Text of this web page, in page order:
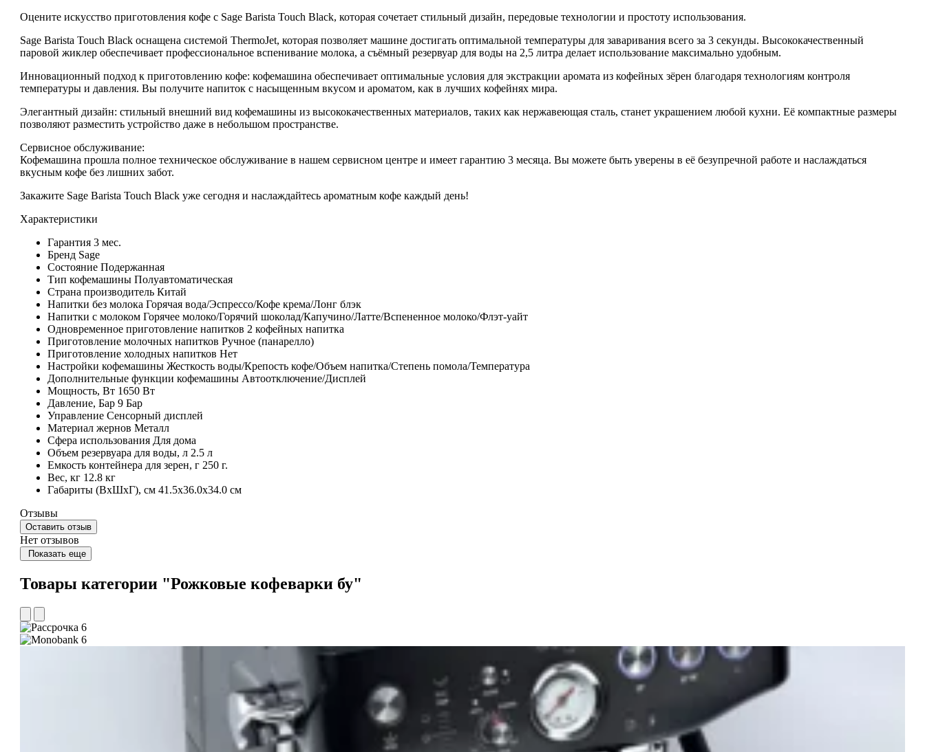
Оцените искусство приготовления кофе с Sage Barista Touch Black, которая сочетает стильный дизайн, передовые технологии и простоту использования.
Sage Barista Touch Black оснащена системой ThermoJet, которая позволяет машине достигать оптимальной температуры для заваривания всего за 3 секунды. Высококачественный
паровой жиклер обеспечивает профессиональное вспенивание молока, а съёмный резервуар для воды на 2,5 литра делает использование максимально удобным.
Инновационный подход к приготовлению кофе: кофемашина обеспечивает оптимальные условия для экстракции аромата из кофейных зёрен благодаря технологиям контроля
температуры и давления. Вы получите напиток с насыщенным вкусом и ароматом, как в лучших кофейнях мира.
Элегантный дизайн: стильный внешний вид кофемашины из высококачественных материалов, таких как нержавеющая сталь, станет украшением любой кухни. Её компактные размеры
позволяют разместить устройство даже в небольшом пространстве.
Сервисное обслуживание:
Кофемашина прошла полное техническое обслуживание в нашем сервисном центре и имеет гарантию 3 месяца. Вы можете быть уверены в её безупречной работе и наслаждаться
вкусным кофе без лишних забот.
Закажите Sage Barista Touch Black уже сегодня и наслаждайтесь ароматным кофе каждый день!
Характеристики
Гарантия 3 мес.
Бренд Sage
Состояние Подержанная
Тип кофемашины Полуавтоматическая
Страна производитель Китай
Напитки без молока Горячая вода/Эспрессо/Кофе крема/Лонг блэк
Напитки с молоком Горячее молоко/Горячий шоколад/Капучино/Латте/Вспененное молоко/Флэт-уайт
Одновременное приготовление напитков 2 кофейных напитка
Приготовление молочныx напитков Ручное (панарелло)
Приготовление холодных напитков Нет
Настройки кофемашины Жесткость воды/Крепость кофе/Объем напитка/Степень помола/Температура
Дополнительные функции кофемашины Автоотключение/Дисплей
Мощность, Вт 1650 Вт
Давление, Бар 9 Бар
Управление Сенсорный дисплей
Материал жернов Металл
Сфера использования Для дома
Объем резервуара для воды, л 2.5 л
Емкость контейнера для зерен, г 250 г.
Вес, кг 12.8 кг
Габариты (ВхШхГ), см 41.5x36.0x34.0 см
Отзывы
Оставить отзыв
Нет отзывов
Показать еще
Товары категории "Рожковые кофеварки бу"
6
6